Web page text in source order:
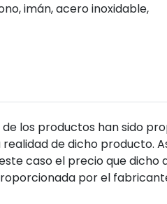
imán, acero inoxidable,
los productos han sido
de dicho producto.
caso el precio que
por el